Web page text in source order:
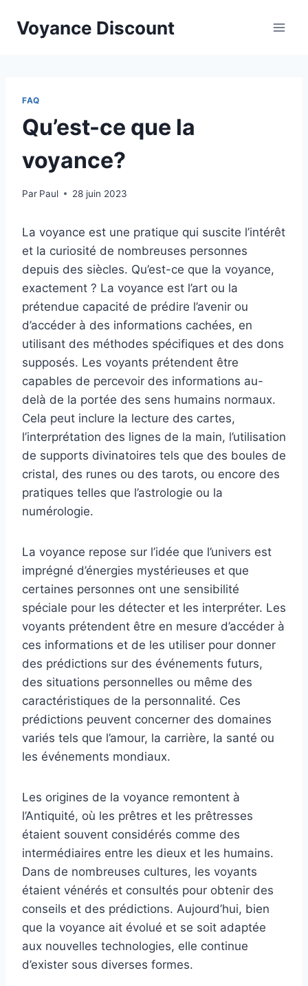
Voyance Discount
FAQ
Qu’est-ce que la
voyance?
Par Paul 28 juin 2023
La voyance est une pratique qui suscite l’intérêt
et la curiosité de nombreuses personnes
depuis des siècles. Qu’est-ce que la voyance,
exactement ? La voyance est l’art ou la
prétendue capacité de prédire l’avenir ou
d’accéder à des informations cachées, en
utilisant des méthodes spécifiques et des dons
supposés. Les voyants prétendent être
capables de percevoir des informations au-
delà de la portée des sens humains normaux.
Cela peut inclure la lecture des cartes,
l’interprétation des lignes de la main, l’utilisation
de supports divinatoires tels que des boules de
cristal, des runes ou des tarots, ou encore des
pratiques telles que l’astrologie ou la
numérologie.
La voyance repose sur l’idée que l’univers est
imprégné d’énergies mystérieuses et que
certaines personnes ont une sensibilité
spéciale pour les détecter et les interpréter. Les
voyants prétendent être en mesure d’accéder à
ces informations et de les utiliser pour donner
des prédictions sur des événements futurs,
des situations personnelles ou même des
caractéristiques de la personnalité. Ces
prédictions peuvent concerner des domaines
variés tels que l’amour, la carrière, la santé ou
les événements mondiaux.
Les origines de la voyance remontent à
l’Antiquité, où les prêtres et les prêtresses
étaient souvent considérés comme des
intermédiaires entre les dieux et les humains.
Dans de nombreuses cultures, les voyants
étaient vénérés et consultés pour obtenir des
conseils et des prédictions. Aujourd’hui, bien
que la voyance ait évolué et se soit adaptée
aux nouvelles technologies, elle continue
d’exister sous diverses formes.